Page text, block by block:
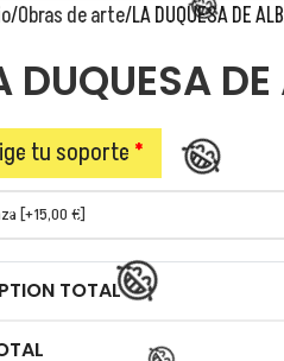
Obras de arte LA DUQUESA DE
DUQUESA
tu soporte *
TOTAL